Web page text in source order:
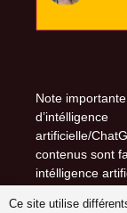
Note
d’intélligence
artificielle/
contenus sont
intélligence
Ce site utilise